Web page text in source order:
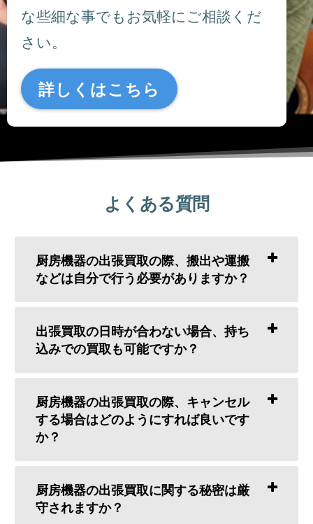
な些細な事でもお気軽にご相談くだ
さい。
詳しくはこちら
よくある質問
厨房機器の出張買取の際、搬出や運搬
などは自分で行う必要がありますか？
出張買取の日時が合わない場合、持ち
込みでの買取も可能ですか？
厨房機器の出張買取の際、キャンセル
する場合はどのようにすれば良いです
か？
厨房機器の出張買取に関する秘密は厳
守されますか？